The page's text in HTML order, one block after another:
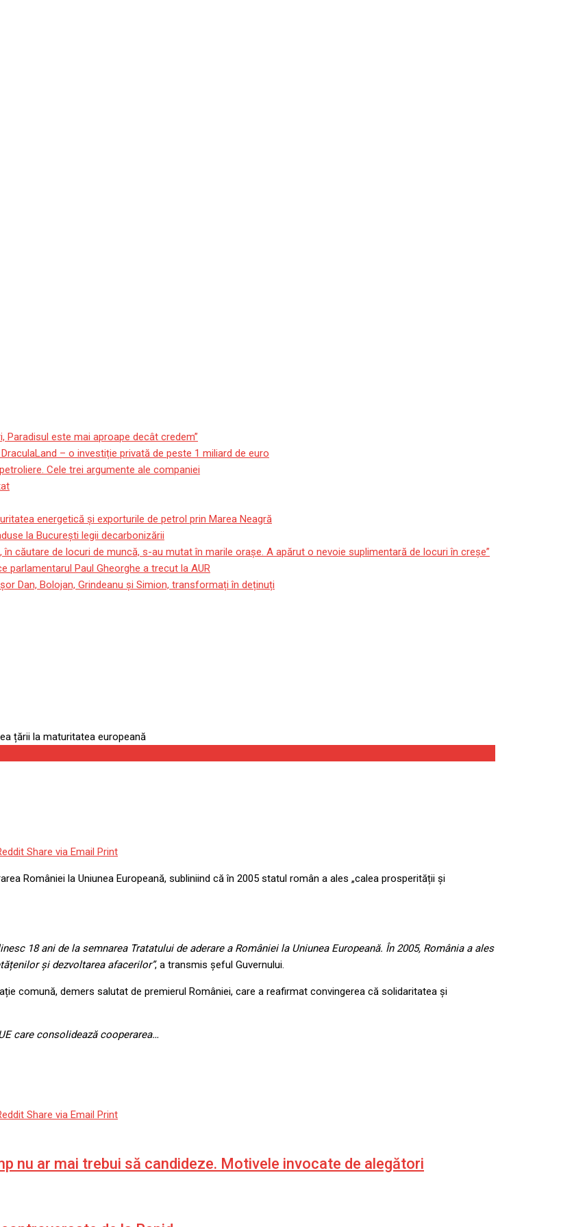
Paradisul este mai aproape decât credem”
– o investiție privată de peste 1 miliard de euro
Cele trei argumente ale companiei
energetică și exporturile de petrol prin Marea Neagră
la București legii decarbonizării
căutare de locuri de muncă, s-au mutat în marile orașe. A apărut o nevoie suplimentară de locuri în creșe”
parlamentarul Paul Gheorghe a trecut la AUR
Dan, Bolojan, Grindeanu și Simion, transformați în deținuți
Share via Email Print
României la Uniunea Europeană, subliniind că în 2005 statul român a ales „calea prosperității și
18 ani de la semnarea Tratatului de aderare a României la Uniunea Europeană. În 2005, România a ales
și dezvoltarea afacerilor”, a transmis șeful Guvernului.
comună, demers salutat de premierul României, care a reafirmat convingerea că solidaritatea și
care consolidează cooperarea…
Share via Email Print
nu ar mai trebui să candideze. Motivele invocate de alegători